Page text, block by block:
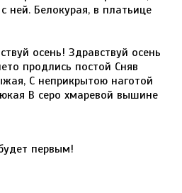
ней. Белокурая, в платьице
осень! Здравствуй осень
продлись постой Сняв
С неприкрытою наготой
В серо хмаревой вышине
первым!